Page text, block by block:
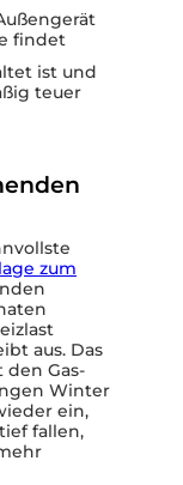
findet
ist und
teuer
zum
aus. Das
Gas-
Winter
ein,
fallen,